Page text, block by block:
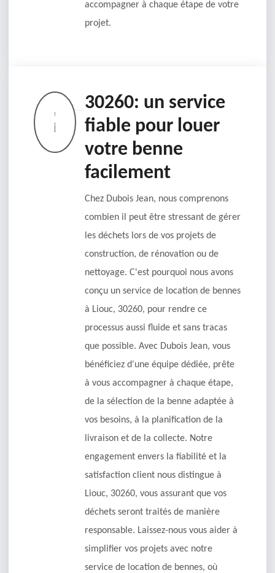
accompagner à chaque étape de votre
projet.
30260: un service
fiable pour louer
votre benne
facilement
Chez Dubois Jean, nous comprenons
combien il peut être stressant de gérer
les déchets lors de vos projets de
construction, de rénovation ou de
nettoyage. C'est pourquoi nous avons
conçu un service de location de bennes
à Liouc, 30260, pour rendre ce
processus aussi fluide et sans tracas
que possible. Avec Dubois Jean, vous
bénéficiez d'une équipe dédiée, prête
à vous accompagner à chaque étape,
de la sélection de la benne adaptée à
vos besoins, à la planification de la
livraison et de la collecte. Notre
engagement envers la fiabilité et la
satisfaction client nous distingue à
Liouc, 30260, vous assurant que vos
déchets seront traités de manière
responsable. Laissez-nous vous aider à
simplifier vos projets avec notre
service de location de bennes, où